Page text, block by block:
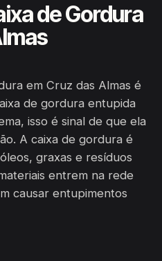
de Gordura
em Cruz das Almas é
de gordura entupida
isso é sinal de que ela
A caixa de gordura é
graxas e resíduos
entrem na rede
causar entupimentos